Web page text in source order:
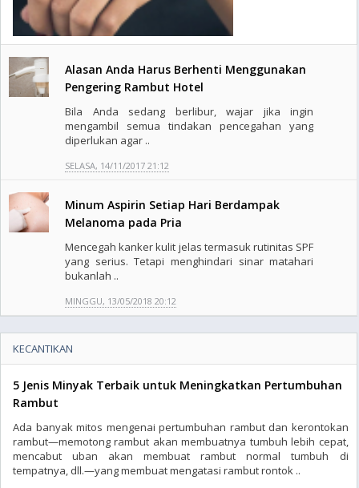
Alasan Anda Harus Berhenti Menggunakan
Pengering Rambut Hotel
Bila Anda sedang berlibur, wajar jika ingin
mengambil semua tindakan pencegahan yang
diperlukan agar ..
SELASA, 14/11/2017 21:12
Minum Aspirin Setiap Hari Berdampak
Melanoma pada Pria
Mencegah kanker kulit jelas termasuk rutinitas SPF
yang serius. Tetapi menghindari sinar matahari
bukanlah ..
MINGGU, 13/05/2018 20:12
KECANTIKAN
5 Jenis Minyak Terbaik untuk Meningkatkan Pertumbuhan
Rambut
Ada banyak mitos mengenai pertumbuhan rambut dan kerontokan
rambut—memotong rambut akan membuatnya tumbuh lebih cepat,
mencabut uban akan membuat rambut normal tumbuh di
tempatnya, dll.—yang membuat mengatasi rambut rontok ..